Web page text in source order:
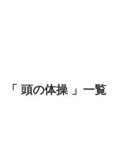
「 頭の体操 」一覧